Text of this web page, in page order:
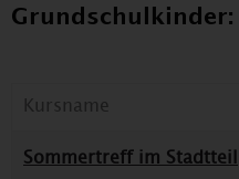
Grundschulkinder:
Kursname
Sommertreff im Stadtteil